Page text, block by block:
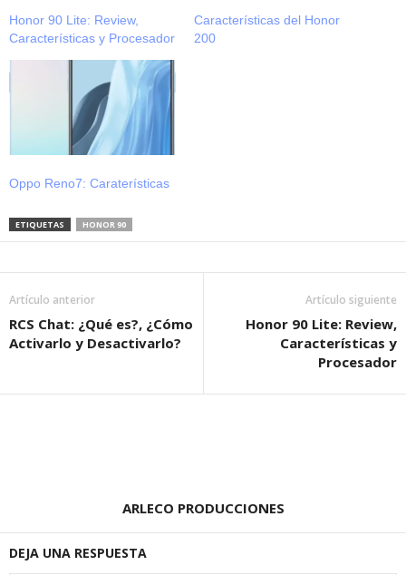
Honor 90 Lite: Review,
Características y Procesador
Características del Honor
200
Oppo Reno7: Caraterísticas
ETIQUETAS HONOR 90
Artículo anterior
RCS Chat: ¿Qué es?, ¿Cómo
Activarlo y Desactivarlo?
Artículo siguiente
Honor 90 Lite: Review,
Características y
Procesador
ARLECO PRODUCCIONES
DEJA UNA RESPUESTA